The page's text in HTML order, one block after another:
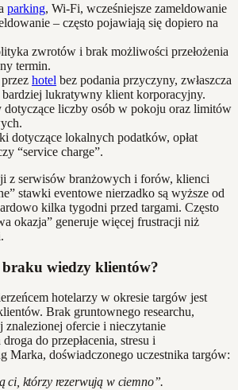
parking, Wi-Fi, wcześniejsze zameldowanie
– często pojawiają się dopiero na
zwrotów i brak możliwości przełożenia
termin.
hotel bez podania przyczyny, zwłaszcza
lukratywny klient korporacyjny.
dotyczące liczby osób w pokoju oraz limitów
dotyczące lokalnych podatków, opłat
“service charge”.
z serwisów branżowych i forów, klienci
stawki eventowe nierzadko są wyższe od
kilka tygodni przed targami. Często
okazja” generuje więcej frustracji niż
wiedzy klientów?
hotelarzy w okresie targów jest
Brak gruntownego researchu,
znalezionej ofercie i nieczytanie
do przepłacenia, stresu i
Marka, doświadczonego uczestnika targów:
ci, którzy rezerwują w ciemno”.